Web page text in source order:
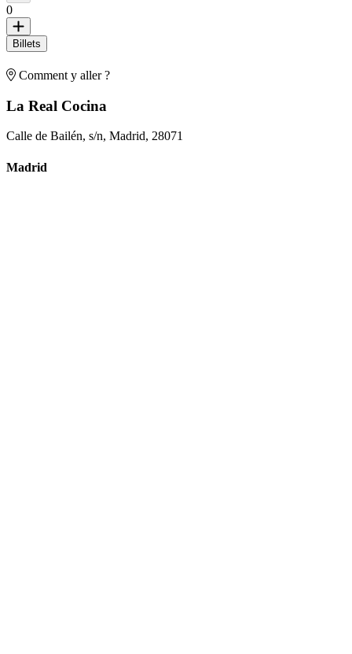
Comment y aller ?
La Real Cocina
Calle de Bailén, s/n, Madrid, 28071
Madrid
0
Billets